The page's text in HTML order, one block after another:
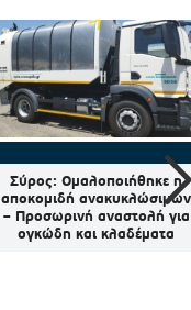
Σύρος: Ομαλοποιήθηκε η
αποκομιδή ανακυκλώσιμων
– Προσωρινή αναστολή για
ογκώδη και κλαδέματα